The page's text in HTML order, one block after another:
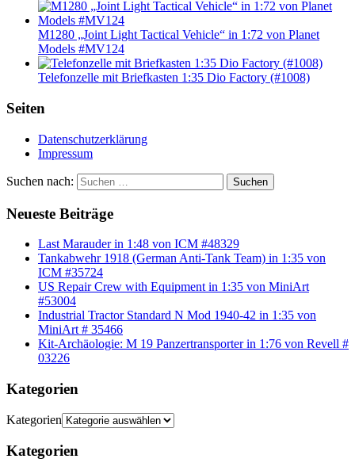
M1280 „Joint Light Tactical Vehicle“ in 1:72 von Planet
Models #MV124
Telefonzelle mit Briefkasten 1:35 Dio Factory (#1008)
Seiten
Datenschutzerklärung
Impressum
Suchen nach: Suchen
Neueste Beiträge
Last Marauder in 1:48 von ICM #48329
Tankabwehr 1918 (German Anti-Tank Team) in 1:35 von
ICM #35724
US Repair Crew with Equipment in 1:35 von MiniArt
#53004
Industrial Tractor Standard N Mod 1940-42 in 1:35 von
MiniArt # 35466
Kit-Archäologie: M 19 Panzertransporter in 1:76 von Revell #
03226
Kategorien
Kategorien
Kategorien